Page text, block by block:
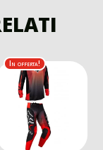
In offerta!